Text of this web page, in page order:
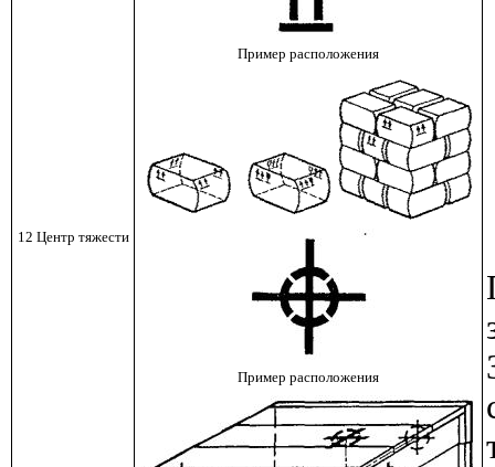
Пример расположения
12 Центр тяжести
Пример расположения